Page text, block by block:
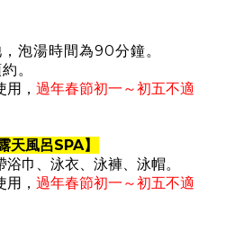
泡湯時間為90分鐘。
。
， 過年春節初一～初五不適
天風呂SPA】
巾、泳衣、泳褲、泳帽。
， 過年春節初一～初五不適